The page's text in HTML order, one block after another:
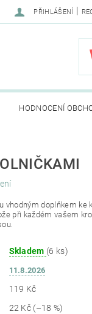
PŘIHLÁŠENÍ |
HODNOCENÍ
vhodným doplňkem ke
při každém vašem
Skladem (6 ks)
11.8.2026
119 Kč
22 Kč (–18 %)